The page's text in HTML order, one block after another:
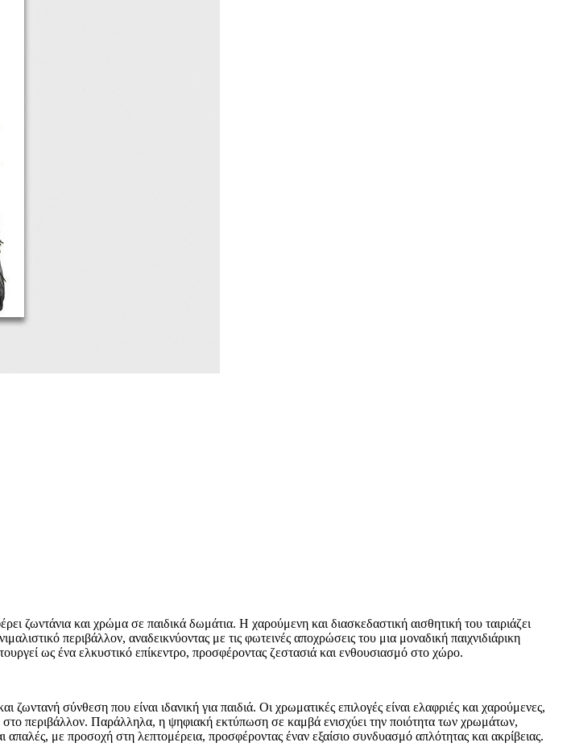
ζωντάνια και χρώμα σε παιδικά δωμάτια. Η χαρούμενη και διασκεδαστική αισθητική του ταιριάζει
περιβάλλον, αναδεικνύοντας με τις φωτεινές αποχρώσεις του μια μοναδική παιχνιδιάρικη
ως ένα ελκυστικό επίκεντρο, προσφέροντας ζεστασιά και ενθουσιασμό στο χώρο.
σύνθεση που είναι ιδανική για παιδιά. Οι χρωματικές επιλογές είναι ελαφριές και χαρούμενες,
στο περιβάλλον. Παράλληλα, η ψηφιακή εκτύπωση σε καμβά ενισχύει την ποιότητα των χρωμάτων,
απαλές, με προσοχή στη λεπτομέρεια, προσφέροντας έναν εξαίσιο συνδυασμό απλότητας και ακρίβειας.